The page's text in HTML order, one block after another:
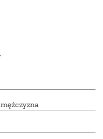
mężczyzna